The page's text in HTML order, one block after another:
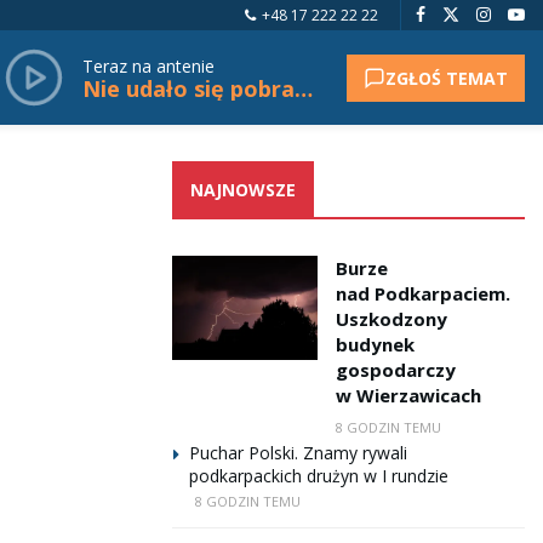
+48 17 222 22 22
Teraz na antenie
Nie udało się pobrać tytułu. ZGŁOŚ TEMAT
NAJNOWSZE
Burze
nad Podkarpaciem.
Uszkodzony
budynek
gospodarczy
w Wierzawicach
8 GODZIN TEMU
Puchar Polski. Znamy rywali
podkarpackich drużyn w I rundzie
8 GODZIN TEMU